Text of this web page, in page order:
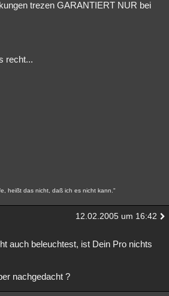
trezen GARANTIERT NUR bei
recht...
heißt das nicht, daß ich es nicht kann."
12.02.2005 um 16:42
auch beleuchtest, ist Dein Pro nichts
nachgedacht ?